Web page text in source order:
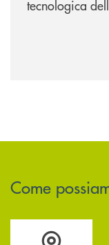
tecnologica
Come
Accedi all' elenco